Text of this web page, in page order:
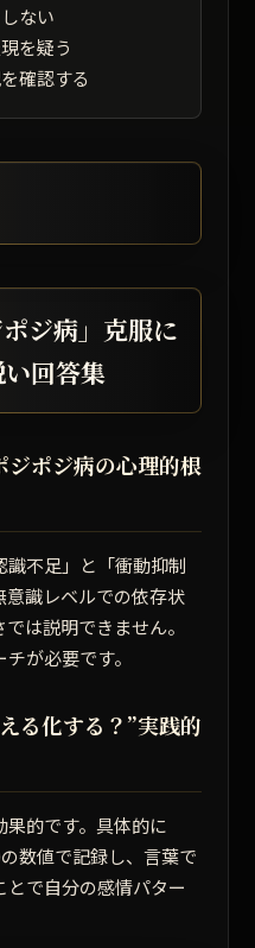
ない
を疑う
確認する
ジ病」克服に
回答集
ジポジ病の心理的根
識不足」と「衝動抑制
意識レベルでの依存状
は説明できません。
が必要です。
る化する？”実践的
的です。具体的に
数値で記録し、言葉で
で自分の感情パター